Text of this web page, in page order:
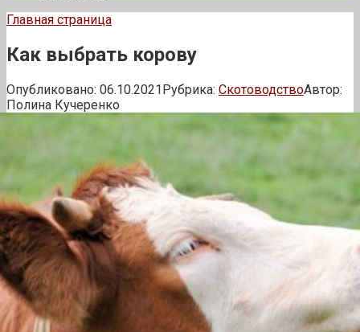
Главная страница
Как выбрать корову
Опубликовано: 06.10.2021Рубрика: СкотоводствоАвтор:
Полина Кучеренко